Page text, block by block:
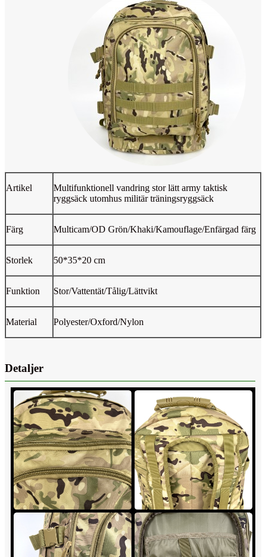
Artikel
Multifunktionell vandring stor lätt army taktisk
ryggsäck utomhus militär träningsryggsäck
Färg Multicam/OD Grön/Khaki/Kamouflage/Enfärgad färg
Storlek 50*35*20 cm
Funktion Stor/Vattentät/Tålig/Lättvikt
Material Polyester/Oxford/Nylon
Detaljer